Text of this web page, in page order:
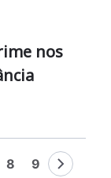
nos
Página
8 Página
9 Next